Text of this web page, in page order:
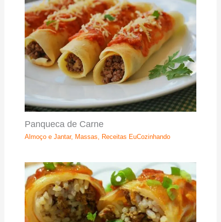
Panqueca de Carne
Almoço e Jantar, Massas Receitas EuCozinhando